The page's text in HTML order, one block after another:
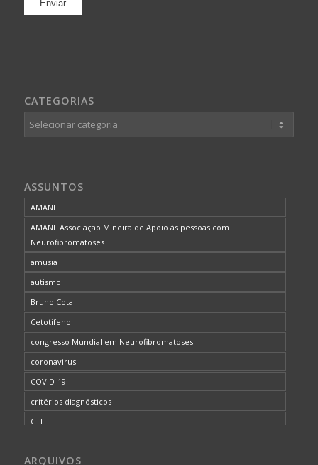
CATEGORIAS
Categorias
ASSUNTOS
AMANF
AMANF Associação Mineira de Apoio às pessoas com
Neurofibromatoses
amusia
autismo
Bruno Cota
Cetotifeno
congresso Mundial em Neurofibromatoses
coronavirus
COVID-19
critérios diagnósticos
CTF
desordem do processamento auditivo
ARQUIVOS